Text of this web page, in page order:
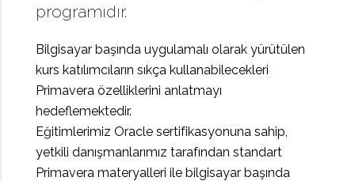
programıdır.
Bilgisayar başında uygulamalı olarak yürütülen
kurs katılımcıların sıkça kullanabilecekleri
Primavera özelliklerini anlatmayı
hedeflemektedir.
Eğitimlerimiz Oracle sertifikasyonuna sahip,
yetkili danışmanlarımız tarafından standart
Primavera materyalleri ile bilgisayar başında